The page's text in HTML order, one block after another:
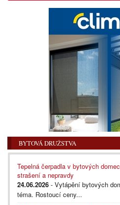
BYTOVÁ DRUŽSTVA
Tepelná čerpadla v bytových
strašení a nepravdy
24.06.2026 - Vytápění bytových
téma. Rostoucí ceny...